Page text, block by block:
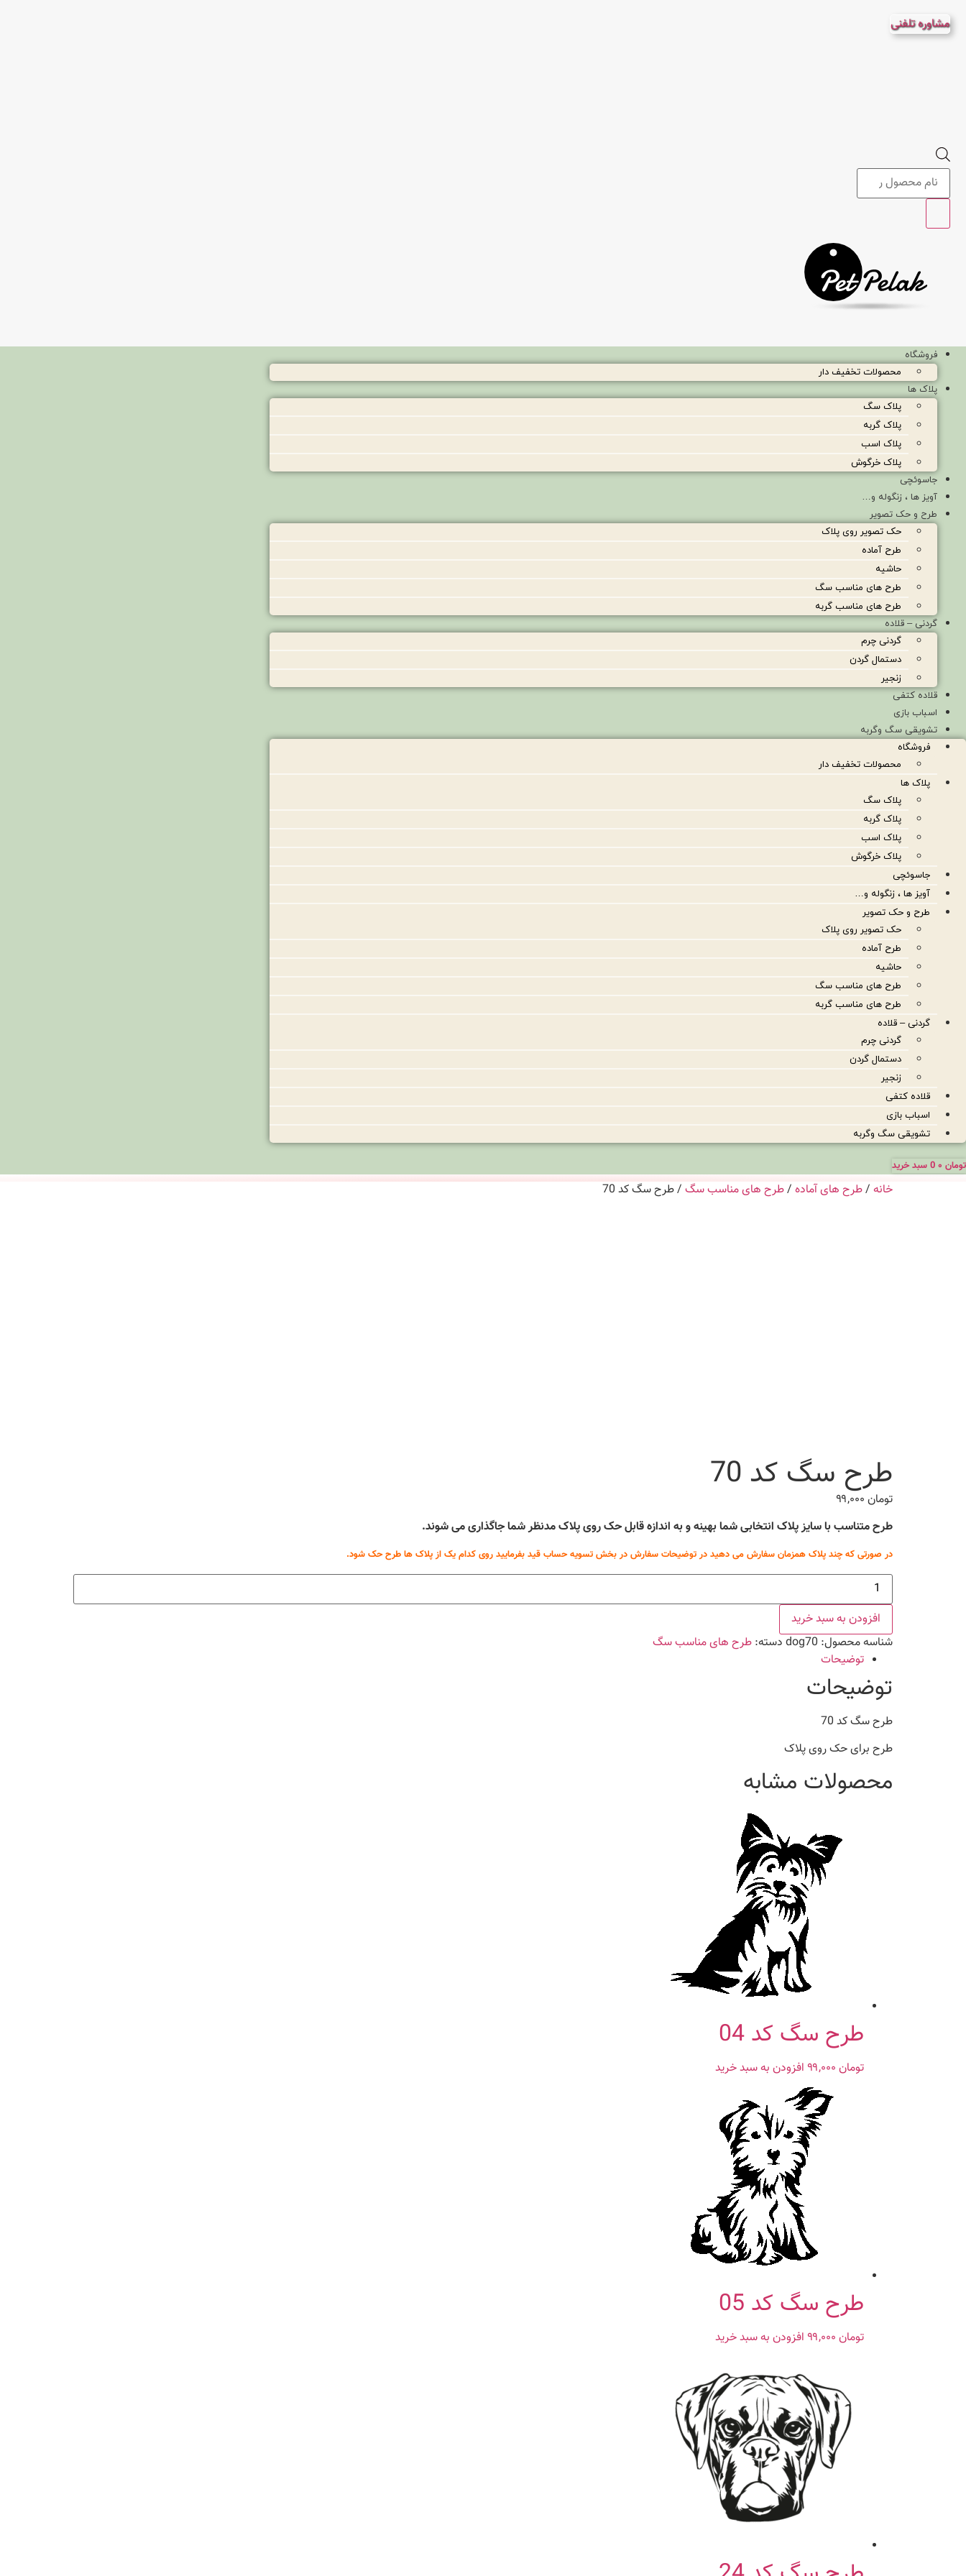
محتوا
مشاوره تلفنی
Products
search
فروشگاه
محصولات تخفیف دار
پلاک ها
پلاک سگ
پلاک گربه
پلاک اسب
پلاک خرگوش
جاسوئچی
آویز ها ، زنگوله و…
طرح و حک تصویر
حک تصویر روی پلاک
طرح آماده
حاشیه
طرح های مناسب سگ
طرح های مناسب گربه
گردنی – قلاده
گردنی چرم
دستمال گردن
زنجیر
قلاده کتفی
اسباب بازی
تشویقی سگ وگربه
فروشگاه
محصولات تخفیف دار
پلاک ها
پلاک سگ
پلاک گربه
پلاک اسب
پلاک خرگوش
جاسوئچی
آویز ها ، زنگوله و…
طرح و حک تصویر
حک تصویر روی پلاک
طرح آماده
حاشیه
طرح های مناسب سگ
طرح های مناسب گربه
گردنی – قلاده
گردنی چرم
دستمال گردن
زنجیر
قلاده کتفی
اسباب بازی
تشویقی سگ وگربه
تومان 0 سبد خرید
خانه /طرح های آماده /طرح های مناسب سگ / طرح سگ کد 70
طرح سگ کد 70
تومان
طرح متناسب با سایز پلاک انتخابی شما بهینه و به اندازه قابل حک روی پلاک مدنظر شما جاگذاری می شوند.
در صورتی که چند پلاک همزمان سفارش می دهید در توضیحات سفارش در بخش تسویه حساب قید بفرمایید روی کدام یک از پلاک ها طرح حک شود.
طرح
سگ
کد
عددافزودن به سبد خرید
شناسه محصول: dog70 دسته: طرح های مناسب سگ
توضیحات
توضیحات
طرح سگ کد 70
طرح برای حک روی پلاک
محصولات مشابه
طرح سگ کد 04
تومان افزودن به سبد خرید
طرح سگ کد 05
تومان افزودن به سبد خرید